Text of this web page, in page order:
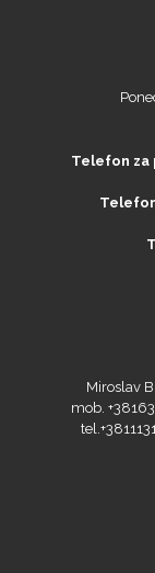
Telefon za
Miroslav
mob.